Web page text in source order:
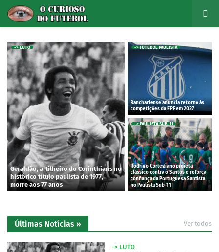
-> LUTO
Geraldão, artilheiro do Corinthians no
histórico título paulista de 1977,
morre aos 77 anos
-> FUTEBOL PAULISTA
Ranchariense anuncia retorno às
competições da FPF em 2027
-> PAULISTA SUB-11
Rodrigo Cortegiano projeta
clássico contra o Santos e reforça
confiança da Portuguesa Santista
no Paulista Sub-11
Últimas Notícias » Ver todos
-> LUTO